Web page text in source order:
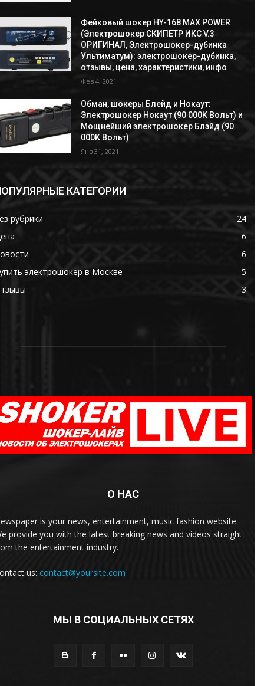
Фейковый шокер HY-168 MAX POWER
(Электрошокер СКИПЕТР ИКС V.3
ОРИГИНАЛ, Электрошокер-дубинка
Ультиматум): электрошокер-дубинка,
отзывы, цена, характеристики, инфо
Фев 4, 2021
Обман, шокеры Блейд и Нокаут:
Электрошокер Нокаут (90 000К Вольт) и
Мощнейший электрошокер Блэйд (90
000K Вольт)
Янв 31, 2021
КАТЕГОРИИ
рубрики
24
6
6
электрошокер в Москве
5
3
О НАС
is your news, entertainment, music fashion website.
provide you with the latest breaking news and videos straight
the entertainment industry.
us: contact@yoursite.com
МЫ В СОЦИАЛЬНЫХ СЕТЯХ